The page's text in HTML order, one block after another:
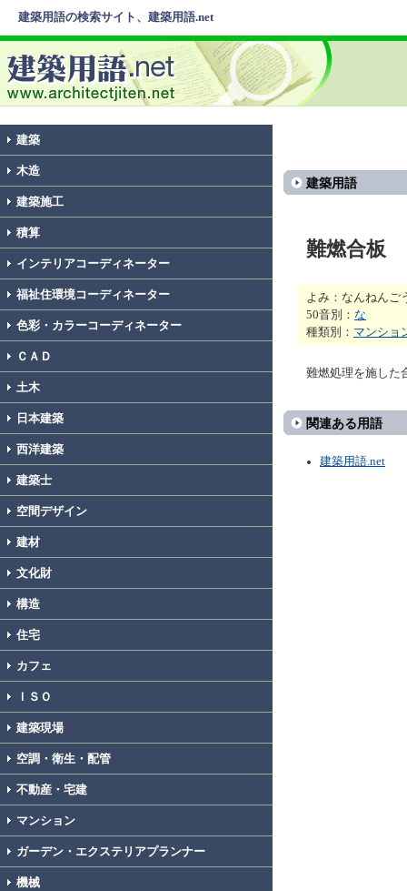
建築用語の検索サイト、建築用語.net
建築
木造
建築施工
積算
インテリアコーディネーター
福祉住環境コーディネーター
色彩・カラーコーディネーター
ＣＡＤ
土木
日本建築
西洋建築
建築士
空間デザイン
建材
文化財
構造
住宅
カフェ
ＩＳＯ
建築現場
空調・衛生・配管
不動産・宅建
マンション
ガーデン・エクステリアプランナー
機械
建築用語
難燃合板
よみ：なんねんご
50音別： な
種類別： マンショ
難燃処理を施した
関連ある用語
建築用語.net